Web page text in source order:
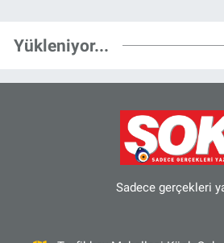
Yükleniyor...
Sadece gerçekleri